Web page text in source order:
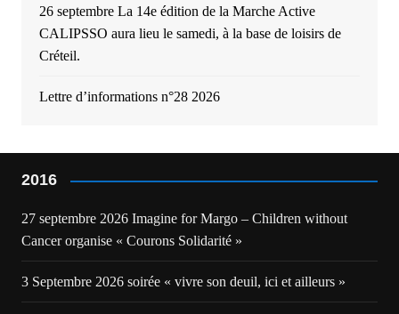
26 septembre La 14e édition de la Marche Active
CALIPSSO aura lieu le samedi, à la base de loisirs de
Créteil.
Lettre d’informations n°28 2026
2016
27 septembre 2026 Imagine for Margo – Children without
Cancer organise « Courons Solidarité »
3 Septembre 2026 soirée « vivre son deuil, ici et ailleurs »